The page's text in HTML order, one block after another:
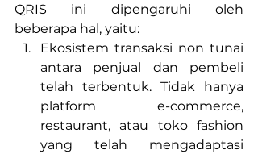
QRIS ini dipengaruhi oleh
beberapa hal, yaitu:
Ekosistem transaksi non tunai
antara penjual dan pembeli
telah terbentuk. Tidak hanya
platform e-commerce,
restaurant, atau toko fashion
yang telah mengadaptasi